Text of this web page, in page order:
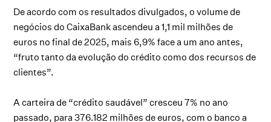
De acordo com os resultados divulgados, o volume de
negócios do CaixaBank ascendeu a 1,1 mil milhões de
euros no final de 2025, mais 6,9% face a um ano antes,
“fruto tanto da evolução do crédito como dos recursos de
clientes”.
A carteira de “crédito saudável” cresceu 7% no ano
passado, para 376.182 milhões de euros, com o banco a